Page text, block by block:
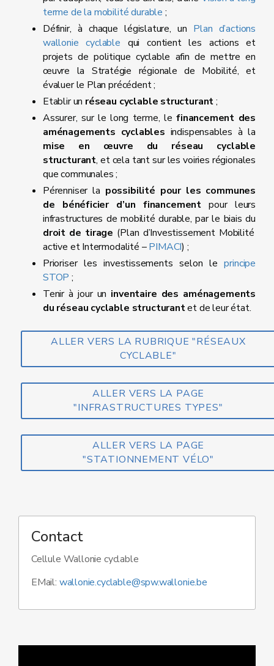
terme de la mobilité durable ;
Définir, à chaque législature, un Plan d’actions
wallonie cyclable qui contient les actions et
projets de politique cyclable afin de mettre en
œuvre la Stratégie régionale de Mobilité, et
évaluer le Plan précédent ;
Etablir un réseau cyclable structurant;
Assurer, sur le long terme, lefinancement des
aménagements cyclables indispensables à la
mise en œuvre du réseau cyclable
structurant, et cela tant sur les voiries régionales
que communales ;
Pérenniser la possibilité pour les communes
de bénéficier d’un financement pour leurs
infrastructures de mobilité durable, par le biais du
droit de tirage (Plan d’Investissement Mobilité
active et Intermodalité –PIMACI) ;
Prioriser les investissements selon leprincipe
STOP ;
Tenir à jour un inventaire des aménagements
du réseau cyclable structurantet de leur état.
ALLER VERS LA RUBRIQUE "RÉSEAUX
CYCLABLE"
ALLER VERS LA PAGE
"INFRASTRUCTURES TYPES"
ALLER VERS LA PAGE
"STATIONNEMENT VÉLO"
Contact
Cellule Wallonie cyclable
EMail: wallonie.cyclable@spw.wallonie.be